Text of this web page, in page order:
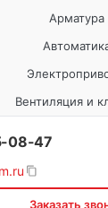
Арматура
Вентиляция и
08-47
Заказать